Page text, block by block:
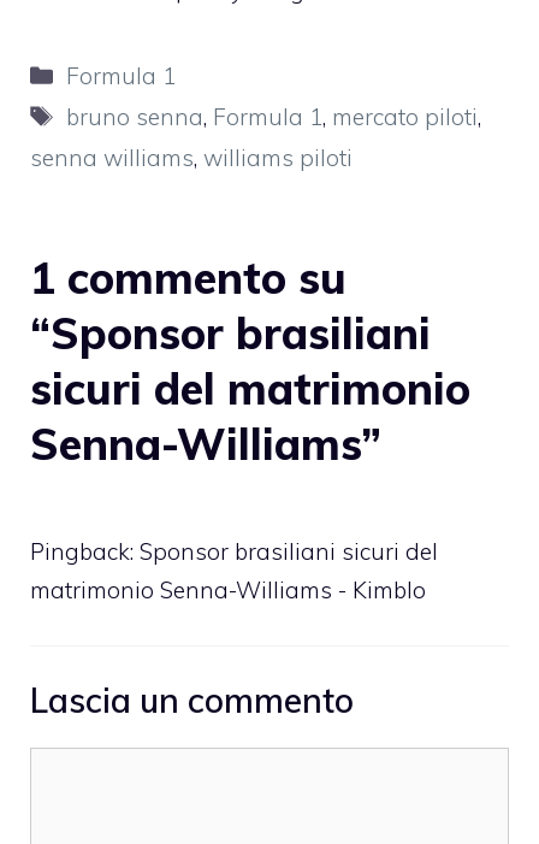
Categorie
Formula 1
Tag
bruno senna, Formula 1, mercato piloti,
senna williams, williams piloti
1 commento su
“Sponsor brasiliani
sicuri del matrimonio
Senna-Williams”
Pingback: Sponsor brasiliani sicuri del
matrimonio Senna-Williams - Kimblo
Lascia un commento